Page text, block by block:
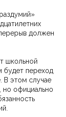
должен
школьной
будет переход
В этом случае
но официально